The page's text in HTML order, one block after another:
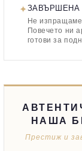
✦
Не изпращаме
Повечето ни
готови за
НАША
Престиж и